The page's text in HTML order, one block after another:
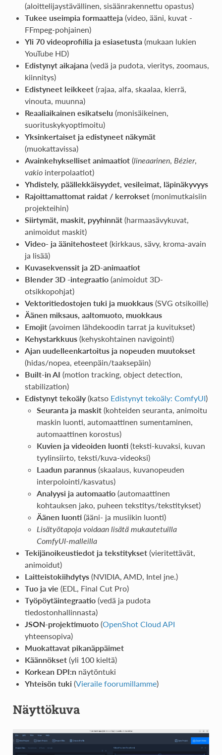
(aloittelijaystävällinen, sisäänrakennettu opastus)
Tukee useimpia formaatteja(video, ääni, kuvat -
FFmpeg-pohjainen)
Yli 70 videoprofiilia ja esiasetusta(mukaan lukien
YouTube HD)
Edistynyt aikajana(vedä ja pudota, vieritys, zoomaus,
kiinnitys)
Edistyneet leikkeet(rajaa, alfa, skaalaa, kierrä,
vinouta, muunna)
Reaaliaikainen esikatselu (monisäikeinen,
suorituskykyoptimoitu)
Yksinkertaiset ja edistyneet näkymät
(muokattavissa)
Avainkehykselliset animaatiot(lineaarinen, Bézier,
vakiointerpolaatiot)
Yhdistely, päällekkäisyydet, vesileimat, läpinäkyvyys
Rajoittamattomat raidat / kerrokset(monimutkaisiin
projekteihin)
Siirtymät, maskit, pyyhinnät(harmaasävykuvat,
animoidut maskit)
Video- ja ääni­tehosteet(kirkkaus, sävy, kroma-avain
ja lisää)
Kuvasekvenssit ja 2D-animaatiot
Blender 3D -integraatio(animoidut 3D-
otsikkopohjat)
Vektoritiedostojen tuki ja muokkaus(SVG otsikoille)
Äänen miksaus, aaltomuoto, muokkaus
Emojit(avoimen lähdekoodin tarrat ja kuvitukset)
Kehystarkkuus(kehyskohtainen navigointi)
Ajan uudelleenkartoitus ja nopeuden muutokset
(hidas/nopea, eteenpäin/taaksepäin)
Built-in AI (motion tracking, object detection,
stabilization)
Edistynyt tekoäly(katso Edistynyt tekoäly: ComfyUI)
Seuranta ja maskit(kohteiden seuranta, animoitu
maskin luonti, automaattinen sumentaminen,
automaattinen korostus)
Kuvien ja videoiden luonti(teksti-kuvaksi, kuvan
tyylinsiirto, teksti/kuva-videoksi)
Laadun parannus(skaalaus, kuvanopeuden
interpolointi/kasvatus)
Analyysi ja automaatio(automaattinen
kohtauksen jako, puheen tekstitys/tekstitykset)
Äänen luonti(ääni- ja musiikin luonti)
Lisätyötapoja voidaan lisätä mukautetuilla
ComfyUI-malleilla
Tekijänoikeustiedot ja tekstitykset(vieritettävät,
animoidut)
Laitteistokiihdytys(NVIDIA, AMD, Intel jne.)
Tuo ja vie (EDL, Final Cut Pro)
Työpöytäintegraatio(vedä ja pudota
tiedostonhallinnasta)
JSON-projektimuoto(OpenShot Cloud API
yhteensopiva)
Muokattavat pikanäppäimet
Käännökset(yli 100 kieltä)
Korkean DPI:nnäytöntuki
Yhteisön tuki (Vieraile foorumillamme)
Näyttökuva